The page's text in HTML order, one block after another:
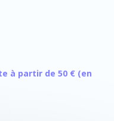
à partir de 50 € (en